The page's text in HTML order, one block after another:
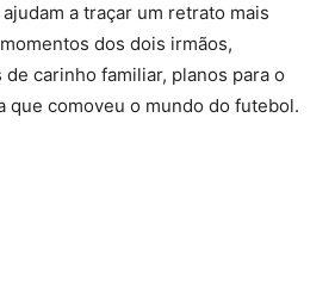
a traçar um retrato mais
dos dois irmãos,
carinho familiar, planos para o
que comoveu o mundo do futebol.